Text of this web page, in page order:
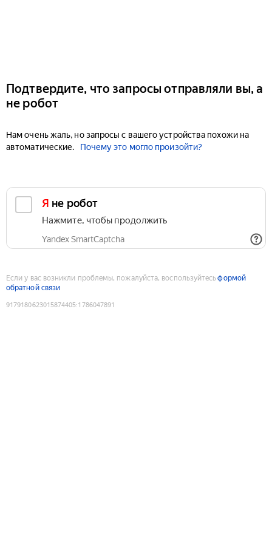
Подтвердите, что запросы отправляли вы, а
не робот
Нам очень жаль, но запросы с вашего устройства похожи на
автоматические.
Почему это могло произойти?
Я не робот
Нажмите, чтобы продолжить
Yandex SmartCaptcha
Если у вас возникли проблемы, пожалуйста, воспользуйтесьформой
обратной связи
9179180623015874405:1786047891